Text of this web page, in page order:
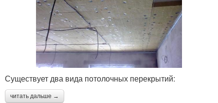
Существует два вида потолочных перекрытий:
читать дальше →